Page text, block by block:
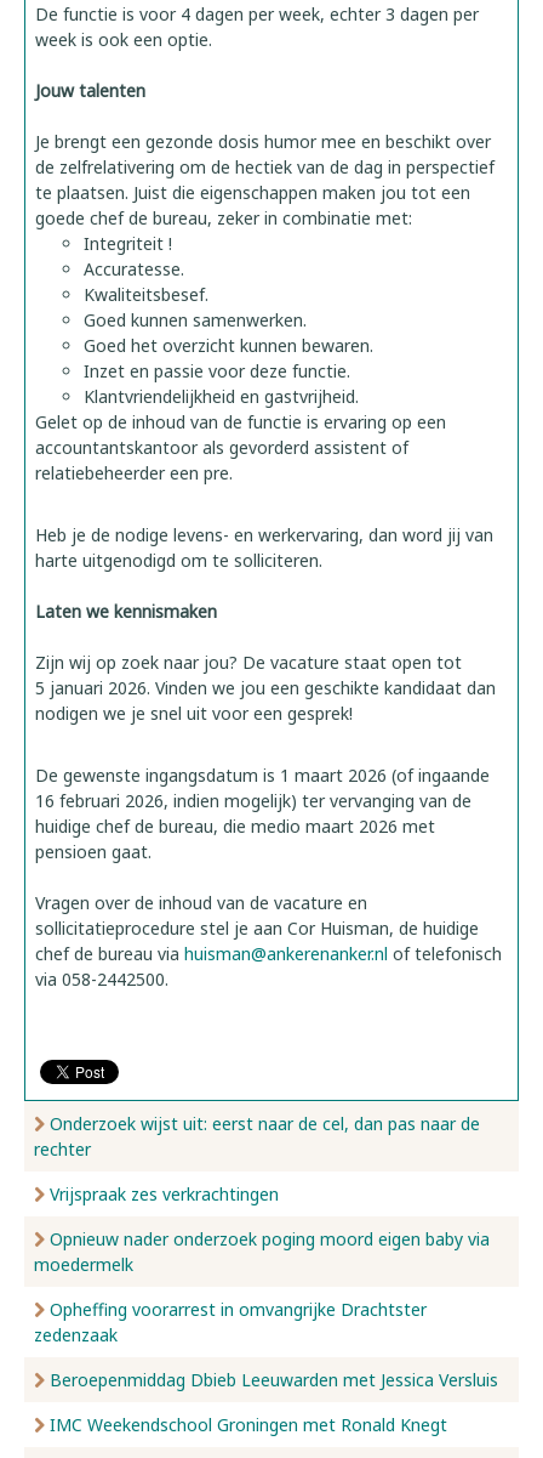
De functie is voor 4 dagen per week, echter 3 dagen per
week is ook een optie.
Jouw talenten
Je brengt een gezonde dosis humor mee en beschikt over
de zelfrelativering om de hectiek van de dag in perspectief
te plaatsen. Juist die eigenschappen maken jou tot een
goede chef de bureau, zeker in combinatie met:
Integriteit !
Accuratesse.
Kwaliteitsbesef.
Goed kunnen samenwerken.
Goed het overzicht kunnen bewaren.
Inzet en passie voor deze functie.
Klantvriendelijkheid en gastvrijheid.
Gelet op de inhoud van de functie is ervaring op een
accountantskantoor als gevorderd assistent of
relatiebeheerder een pre.
Heb je de nodige levens- en werkervaring, dan word jij van
harte uitgenodigd om te solliciteren.
Laten we kennismaken
Zijn wij op zoek naar jou? De vacature staat open tot
5 januari 2026. Vinden we jou een geschikte kandidaat dan
nodigen we je snel uit voor een gesprek!
De gewenste ingangsdatum is 1 maart 2026 (of ingaande
16 februari 2026, indien mogelijk) ter vervanging van de
huidige chef de bureau, die medio maart 2026 met
pensioen gaat.
Vragen over de inhoud van de vacature en
sollicitatieprocedure stel je aan Cor Huisman, de huidige
chef de bureau via huisman@ankerenanker.nl of telefonisch
via 058-2442500.
Onderzoek wijst uit: eerst naar de cel, dan pas naar de
rechter
Vrijspraak zes verkrachtingen
Opnieuw nader onderzoek poging moord eigen baby via
moedermelk
Opheffing voorarrest in omvangrijke Drachtster
zedenzaak
Beroepenmiddag Dbieb Leeuwarden met Jessica Versluis
IMC Weekendschool Groningen met Ronald Knegt